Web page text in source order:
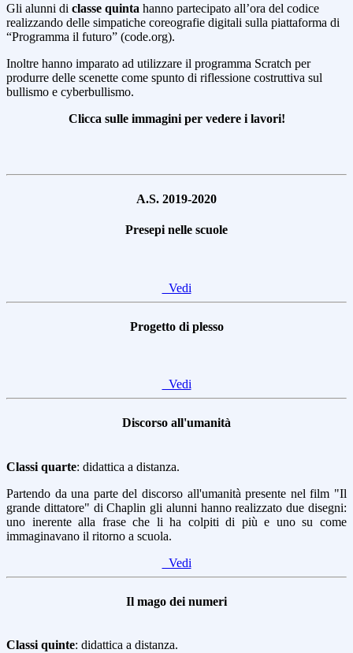
Gli alunni di classe quinta hanno partecipato all’ora del codice
realizzando delle simpatiche coreografie digitali sulla piattaforma di
“Programma il futuro” (code.org).
Inoltre hanno imparato ad utilizzare il programma Scratch per
produrre delle scenette come spunto di riflessione costruttiva sul
bullismo e cyberbullismo.
Clicca sulle immagini per vedere i lavori!
A.S. 2019-2020
Presepi nelle scuole
Vedi
Progetto di plesso
Vedi
Discorso all'umanità
Classi quarte: didattica a distanza.
Partendo da una parte del discorso all'umanità presente nel film "Il
grande dittatore" di Chaplin gli alunni hanno realizzato due disegni:
uno inerente alla frase che li ha colpiti di più e uno su come
immaginavano il ritorno a scuola.
Vedi
Il mago dei numeri
Classi quinte: didattica a distanza.